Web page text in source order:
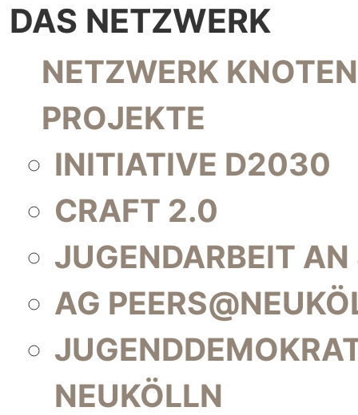
DAS NETZWERK
NETZWERK KNOTEN
PROJEKTE
INITIATIVE D2030
CRAFT 2.0
JUGENDARBEIT
AG
NEUKÖLLN